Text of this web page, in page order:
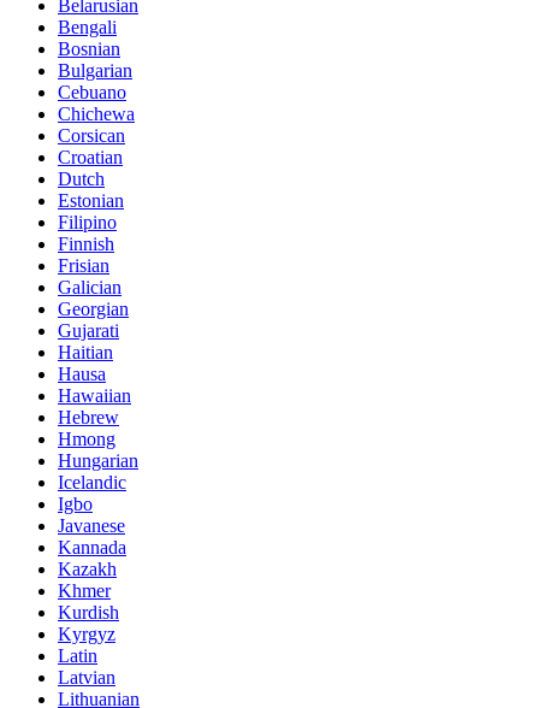
Belarusian
Bengali
Bosnian
Bulgarian
Cebuano
Chichewa
Corsican
Croatian
Dutch
Estonian
Filipino
Finnish
Frisian
Galician
Georgian
Gujarati
Haitian
Hausa
Hawaiian
Hebrew
Hmong
Hungarian
Icelandic
Igbo
Javanese
Kannada
Kazakh
Khmer
Kurdish
Kyrgyz
Latin
Latvian
Lithuanian